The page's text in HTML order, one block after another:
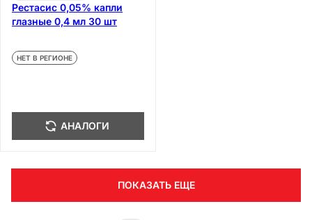
Рестасис 0,05% капли
глазные 0,4 мл 30 шт
НЕТ В РЕГИОНЕ
АНАЛОГИ
ПОКАЗАТЬ ЕЩЕ